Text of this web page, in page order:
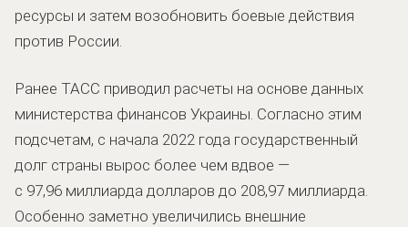
ресурсы и затем возобновить боевые действия
против России.
Ранее ТАСС приводил расчеты на основе данных
министерства финансов Украины. Согласно этим
подсчетам, с начала 2022 года государственный
долг страны вырос более чем вдвое —
с 97,96 миллиарда долларов до 208,97 миллиарда.
Особенно заметно увеличились внешние